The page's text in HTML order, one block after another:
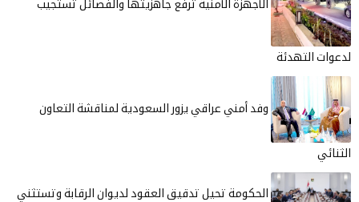
الأجهزة الأمنية ترفع جاهزيتها والفصائل تستجيب
وفد أمني عراقي يزور السعودية لمناقشة التعاون
الحكومة تحيل تدقيق العقود لديوان الرقابة وتستثني